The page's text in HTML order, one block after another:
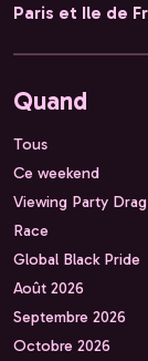
Paris et Ile de
Quand
Tous
Ce weekend
Viewing Party Drag
Race
Global Black Pride
Août 2026
Septembre 2026
Octobre 2026